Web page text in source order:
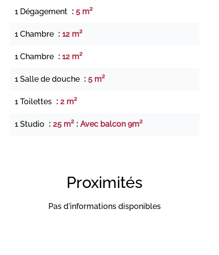
1 Dégagement 5 m²
1 Chambre 12 m²
1 Chambre 12 m²
1 Salle de douche 5 m²
1 Toilettes 2 m²
1 Studio 25 m² Avec balcon 9m²
Proximités
Pas d'informations disponibles